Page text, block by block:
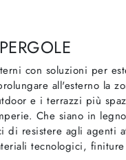
con soluzioni per
all'esterno la
e i terrazzi più
Che siano in
di resistere agli agenti
tecnologici,